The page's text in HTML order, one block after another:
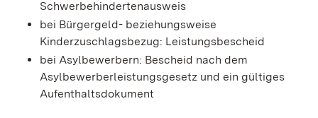
Schwerbehindertenausweis
bei Bürgergeld- beziehungsweise
Kinderzuschlagsbezug: Leistungsbescheid
bei Asylbewerbern: Bescheid nach dem
Asylbewerberleistungsgesetz und ein gültiges
Aufenthaltsdokument